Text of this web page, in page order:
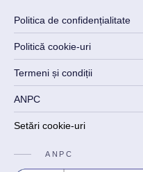
Politica de confidențialitate
Politică cookie-uri
Termeni și condiții
ANPC
Setări cookie-uri
ANPC